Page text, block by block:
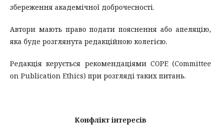
збереження академічної доброчесності.
Автори мають право подати пояснення або апеляцію,
яка буде розглянута редакційною колегією.
Редакція керується рекомендаціями COPE (Committee
on Publication Ethics) при розгляді таких питань.
Конфлікт інтересів